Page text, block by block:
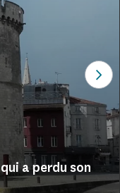
a perdu son